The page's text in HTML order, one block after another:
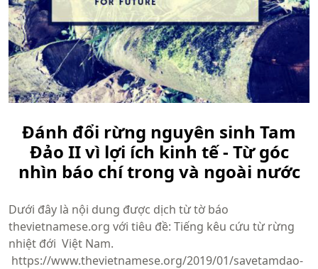
Đánh đổi rừng nguyên sinh Tam
Đảo II vì lợi ích kinh tế - Từ góc
nhìn báo chí trong và ngoài nước
Dưới đây là nội dung được dịch từ tờ báo
thevietnamese.org với tiêu đề: Tiếng kêu cứu từ rừng
nhiệt đới Việt Nam.
https://www.thevietnamese.org/2019/01/savetamdao-